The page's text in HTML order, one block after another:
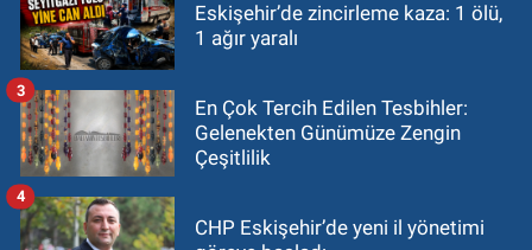
Eskişehir’de zincirleme kaza: 1 ölü,
1 ağır yaralı
En Çok Tercih Edilen Tesbihler:
Gelenekten Günümüze Zengin
Çeşitlilik
3
CHP Eskişehir’de yeni il yönetimi
4